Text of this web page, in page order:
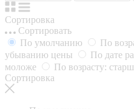
Сортировка
Сортировать
По умолчанию
По
убыванию цены
По дате
моложе
По возрасту:
Сортировка